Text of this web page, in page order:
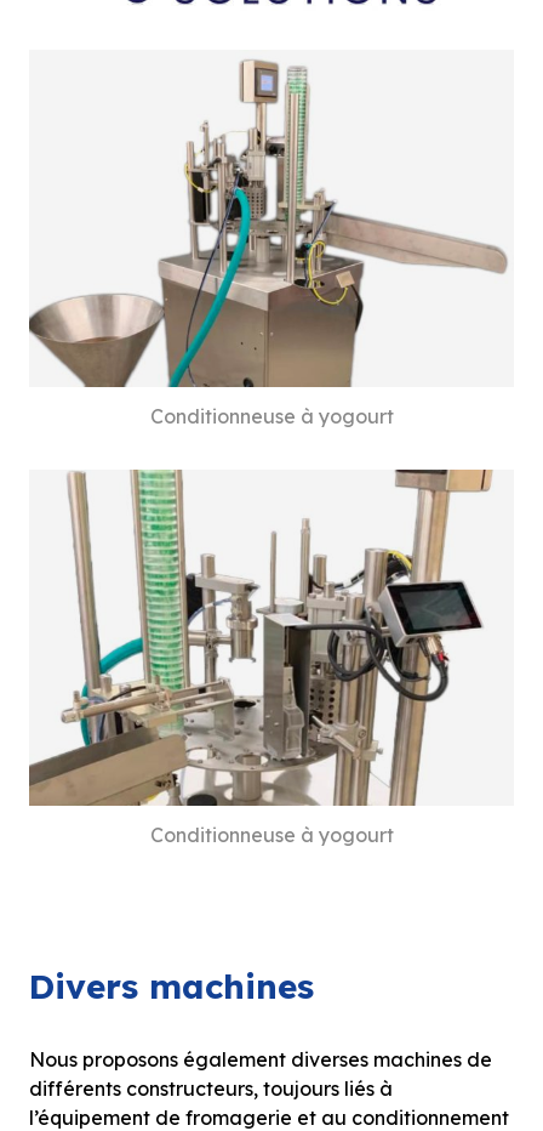
Conditionneuse à yogourt
Conditionneuse à yogourt
Divers machines
Nous proposons également diverses machines de
différents constructeurs, toujours liés à
l’équipement de fromagerie et au conditionnement